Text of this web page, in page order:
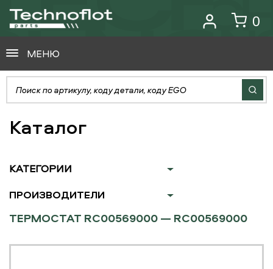
0
МЕНЮ
Каталог
КАТЕГОРИИ
ПРОИЗВОДИТЕЛИ
ТЕРМОСТАТ RC00569000 — RC00569000